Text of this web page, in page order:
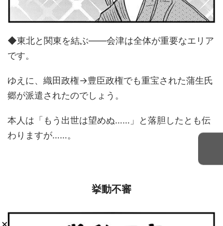
◆東北と関東を結ぶ――会津は全体が重要なエリア
です。
ゆえに、織田政権→豊臣政権でも重宝された蒲生氏
郷が派遣されたのでしょう。
本人は「もう出世は望めぬ……」と落胆したとも伝
わりますが……。
挙動不審